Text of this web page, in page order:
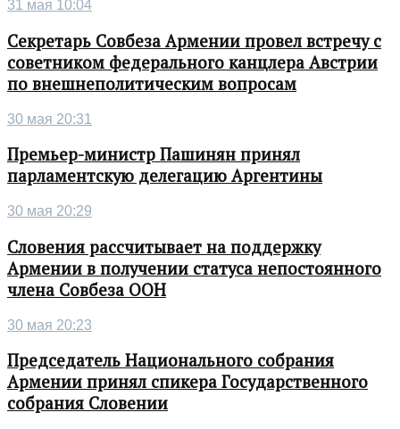
31 мая 10:04
Секретарь Совбеза Армении провел встречу с
советником федерального канцлера Австрии
по внешнеполитическим вопросам
30 мая 20:31
Премьер-министр Пашинян принял
парламентскую делегацию Аргентины
30 мая 20:29
Словения рассчитывает на поддержку
Армении в получении статуса непостоянного
члена Совбеза ООН
30 мая 20:23
Председатель Национального собрания
Армении принял спикера Государственного
собрания Словении